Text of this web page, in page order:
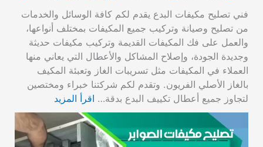
فني تصليح مكيفات البدع يقدم لكم كافة الوسائل والخدمات
من تصليح وصيانة وتركيب جميع المكيفات بمختلف أنواعها،
والعمل على فك المكيفات القديمة وتركيب مكيفات حديثة
وجديدة الجودة، وإصلاح المشاكل والأعطال التي يعاني منها
العملاء في المكيفات مثل تسريبات الغاز وتعبئة المكيف
بالغاز الأصلي الفريون. وتقدم لكم شركتنا خبراء ومختصين
لتجاوز جميع أعطال تكييف البدع بدقة… اقرأ المزيد